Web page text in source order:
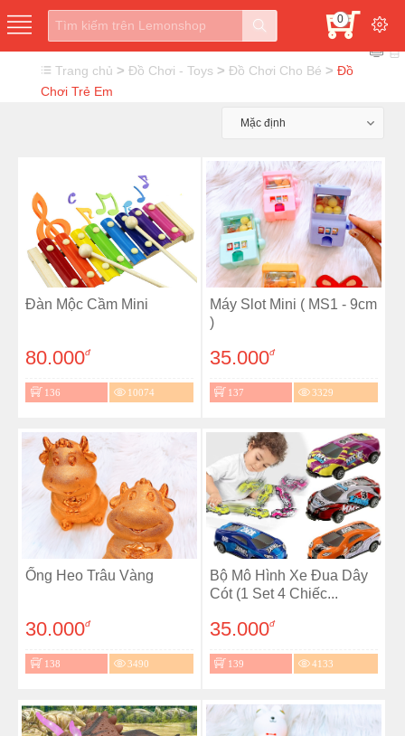
0
Trang chủ > Đồ Chơi - Toys > Đồ Chơi Cho Bé > Đồ
Chơi Trẻ Em
Mặc định
Đàn Mộc Cầm Mini
80.000đ
136 10074
Máy Slot Mini ( MS1 - 9cm
)
35.000đ
137 3329
Ống Heo Trâu Vàng
30.000đ
138 3490
Bộ Mô Hình Xe Đua Dây
Cót (1 Set 4 Chiếc...
35.000đ
139 4133